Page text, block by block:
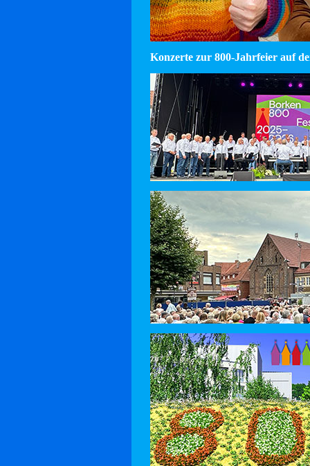
Konzerte zur 800-Jahrfeier auf